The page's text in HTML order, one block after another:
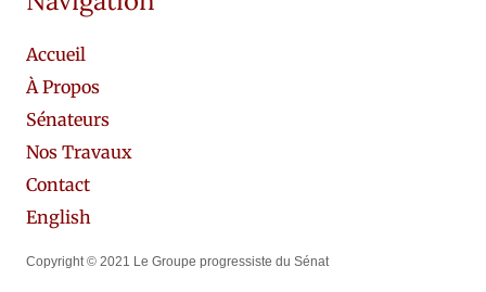
Accueil
À Propos
Sénateurs
Nos Travaux
Contact
English
Copyright © 2021 Le Groupe progressiste du Sénat